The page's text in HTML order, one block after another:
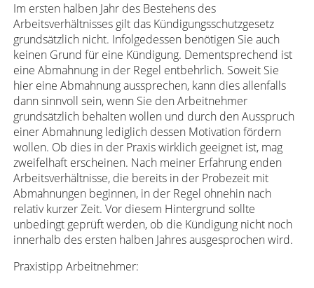
Im ersten halben Jahr des Bestehens des
Arbeitsverhältnisses gilt das Kündigungsschutzgesetz
grundsätzlich nicht. Infolgedessen benötigen Sie auch
keinen Grund für eine Kündigung. Dementsprechend ist
eine Abmahnung in der Regel entbehrlich. Soweit Sie
hier eine Abmahnung aussprechen, kann dies allenfalls
dann sinnvoll sein, wenn Sie den Arbeitnehmer
grundsätzlich behalten wollen und durch den Ausspruch
einer Abmahnung lediglich dessen Motivation fördern
wollen. Ob dies in der Praxis wirklich geeignet ist, mag
zweifelhaft erscheinen. Nach meiner Erfahrung enden
Arbeitsverhältnisse, die bereits in der Probezeit mit
Abmahnungen beginnen, in der Regel ohnehin nach
relativ kurzer Zeit. Vor diesem Hintergrund sollte
unbedingt geprüft werden, ob die Kündigung nicht noch
innerhalb des ersten halben Jahres ausgesprochen wird.
Praxistipp Arbeitnehmer: